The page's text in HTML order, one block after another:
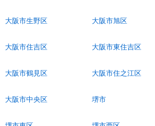
大阪市生野区 大阪市旭区
大阪市住吉区 大阪市東住吉区
大阪市鶴見区 大阪市住之江区
大阪市中央区 堺市